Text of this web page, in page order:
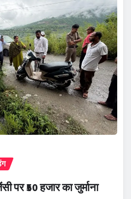
पर ₹50 हजार का जुर्माना